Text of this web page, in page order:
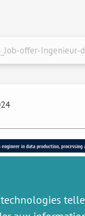
offer-Ingenieur-